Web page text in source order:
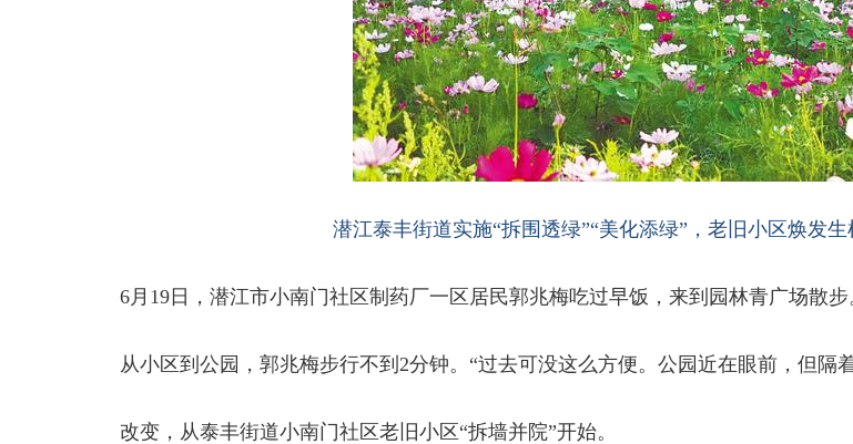
潜江泰丰街道实施“拆围透绿”“美化添绿”，老旧小区焕发
6月19日，潜江市小南门社区制药厂一区居民郭兆梅吃过早饭，来到园林青广场散步
从小区到公园，郭兆梅步行不到2分钟。“过去可没这么方便。公园近在眼前，但隔
改变，从泰丰街道小南门社区老旧小区“拆墙并院”开始。